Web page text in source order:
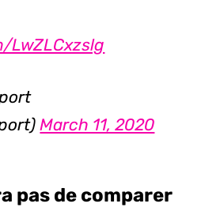
LwZLCxzslg
March 11, 2020
pas de comparer